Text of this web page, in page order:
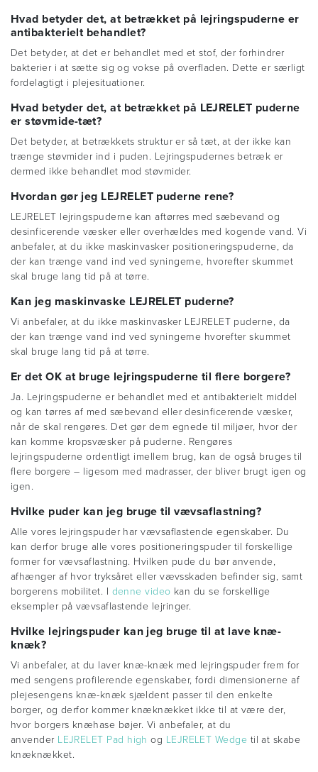
Hvad betyder det, at betrækket på lejringspuderne er
antibakterielt behandlet?
Det betyder, at det er behandlet med et stof, der forhindrer
bakterier i at sætte sig og vokse på overfladen. Dette er særligt
fordelagtigt i plejesituationer.
Hvad betyder det, at betrækket på LEJRELET puderne
er støvmide-tæt?
Det betyder, at betrækkets struktur er så tæt, at der ikke kan
trænge støvmider ind i puden. Lejringspudernes betræk er
dermed ikke behandlet mod støvmider.
Hvordan gør jeg LEJRELET puderne rene?
LEJRELET lejringspuderne kan aftørres med sæbevand og
desinficerende væsker eller overhældes med kogende vand. Vi
anbefaler, at du ikke maskinvasker positioneringspuderne, da
der kan trænge vand ind ved syningerne, hvorefter skummet
skal bruge lang tid på at tørre.
Kan jeg maskinvaske LEJRELET puderne?
Vi anbefaler, at du ikke maskinvasker LEJRELET puderne, da
der kan trænge vand ind ved syningerne hvorefter skummet
skal bruge lang tid på at tørre.
Er det OK at bruge lejringspuderne til flere borgere?
Ja. Lejringspuderne er behandlet med et antibakterielt middel
og kan tørres af med sæbevand eller desinficerende væsker,
når de skal rengøres. Det gør dem egnede til miljøer, hvor der
kan komme kropsvæsker på puderne. Rengøres
lejringspuderne ordentligt imellem brug, kan de også bruges til
flere borgere – ligesom med madrasser, der bliver brugt igen og
igen.
Hvilke puder kan jeg bruge til vævsaflastning?
Alle vores lejringspuder har vævsaflastende egenskaber. Du
kan derfor bruge alle vores positioneringspuder til forskellige
former for vævsaflastning. Hvilken pude du bør anvende,
afhænger af hvor tryksåret eller vævsskaden befinder sig, samt
borgerens mobilitet. I denne video kan du se forskellige
eksempler på vævsaflastende lejringer.
Hvilke lejringspuder kan jeg bruge til at lave knæ-
knæk?
Vi anbefaler, at du laver knæ-knæk med lejringspuder frem for
med sengens profilerende egenskaber, fordi dimensionerne af
plejesengens knæ-knæk sjældent passer til den enkelte
borger, og derfor kommer knæknækket ikke til at være der,
hvor borgers knæhase bøjer. Vi anbefaler, at du
anvender LEJRELET Pad high og LEJRELET Wedge til at skabe
knæknækket.